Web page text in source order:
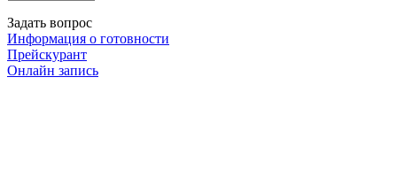
Задать вопрос
Информация о готовности
Прейскурант
Онлайн запись